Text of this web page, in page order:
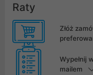
Raty
Złóż
Wypełnij
mailem